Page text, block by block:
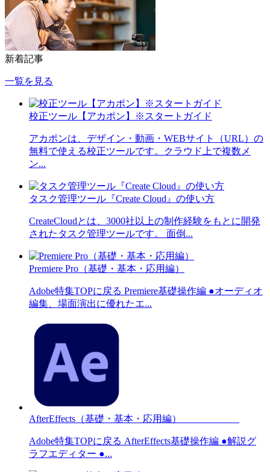
新着記事
一覧を見る
校正ツール【アカポン】※スタートガイド
アカポンは、デザイン・動画・WEBサイト（URL）の
無料で使える校正ツールです。クラウド上で複数メ
ン...
タスク管理ツール『Create Cloud』の使い方
CreateCloudとは、3000社以上の制作経験をもとに開発
されたタスク管理ツールです。 面倒...
Premiere Pro（基礎・基本・応用編）
Adobe特集TOPに戻る Premiere基礎操作編 ●オーディオ
編集、場面演出に優れたエ...
AfterEffects（基礎・基本・応用編）
Adobe特集TOPに戻る AfterEffects基礎操作編 ●解説グ
ラフエディター ●...